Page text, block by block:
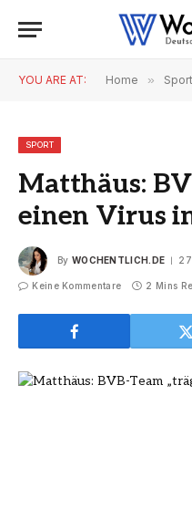
YOU ARE AT: Home » Sport
SPORT
Matthäus:
einen Virus
By WOCHENTLICH.DE
Keine Kommentare 2 Mins